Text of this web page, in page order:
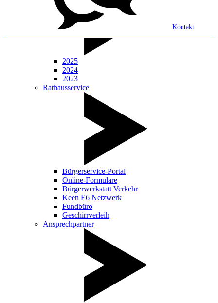
Kontakt
2025
2024
2023
Rathausservice
Bürgerservice-Portal
Online-Formulare
Bürgerwerkstatt Verkehr
Keen E6 Netzwerk
Fundbüro
Geschirrverleih
Ansprechpartner